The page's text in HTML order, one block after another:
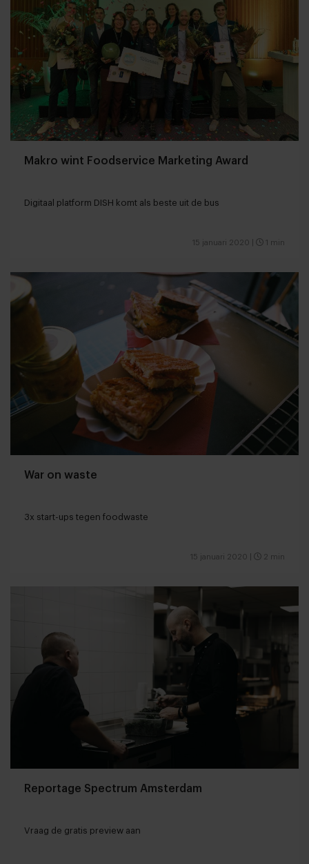
Makro wint Foodservice Marketing Award
Digitaal platform DISH komt als beste uit de bus
15 januari 2020 1 min
War on waste
3x start-ups tegen foodwaste
15 januari 2020 2 min
Reportage Spectrum Amsterdam
Vraag de gratis preview aan